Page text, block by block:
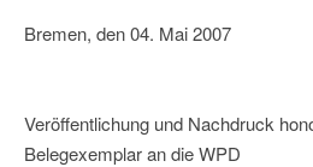
Bremen, den 04. Mai 2007
Veröffentlichung und Nachdruck
Belegexemplar an die WPD